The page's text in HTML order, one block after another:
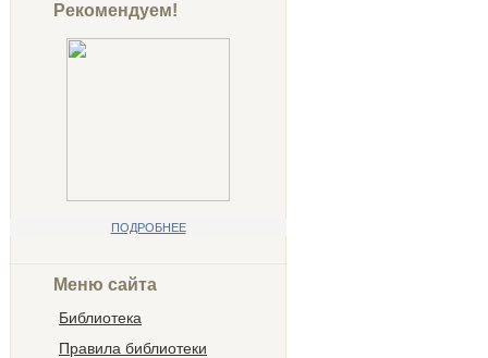
Рекомендуем!
ПОДРОБНЕЕ
Меню сайта
Библиотека
Правила библиотеки